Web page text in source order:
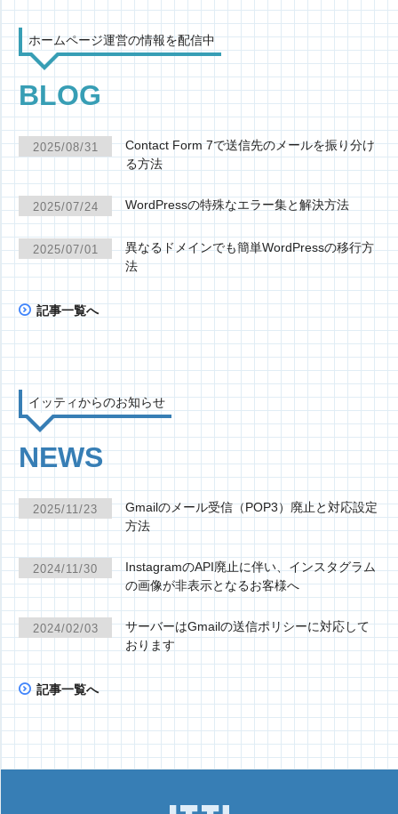
ホームページ運営の情報を配信中
BLOG
2025/08/31
Contact Form 7で送信先のメールを振り分け
る方法
2025/07/24 WordPressの特殊なエラー集と解決方法
2025/07/01
異なるドメインでも簡単WordPressの移行方
法
記事一覧へ
イッティからのお知らせ
NEWS
2025/11/23
Gmailのメール受信（POP3）廃止と対応設定
方法
2024/11/30
InstagramのAPI廃止に伴い、インスタグラム
の画像が非表示となるお客様へ
2024/02/03
サーバーはGmailの送信ポリシーに対応して
おります
記事一覧へ